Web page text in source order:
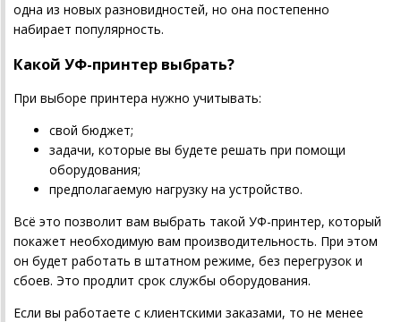
одна из новых разновидностей, но она постепенно
набирает популярность.
Какой УФ-принтер выбрать?
При выборе принтера нужно учитывать:
свой бюджет;
задачи, которые вы будете решать при помощи
оборудования;
предполагаемую нагрузку на устройство.
Всё это позволит вам выбрать такой УФ-принтер, который
покажет необходимую вам производительность. При этом
он будет работать в штатном режиме, без перегрузок и
сбоев. Это продлит срок службы оборудования.
Если вы работаете с клиентскими заказами, то не менее